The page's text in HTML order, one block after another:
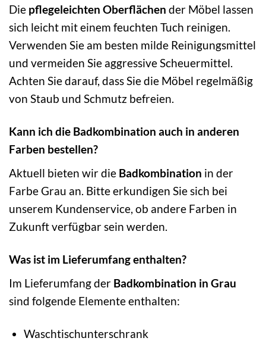
Die pflegeleichten Oberflächen der Möbel lassen
sich leicht mit einem feuchten Tuch reinigen.
Verwenden Sie am besten milde Reinigungsmittel
und vermeiden Sie aggressive Scheuermittel.
Achten Sie darauf, dass Sie die Möbel regelmäßig
von Staub und Schmutz befreien.
Kann ich die Badkombination auch in anderen
Farben bestellen?
Aktuell bieten wir die Badkombination in der
Farbe Grau an. Bitte erkundigen Sie sich bei
unserem Kundenservice, ob andere Farben in
Zukunft verfügbar sein werden.
Was ist im Lieferumfang enthalten?
Im Lieferumfang der Badkombination in Grau
sind folgende Elemente enthalten:
Waschtischunterschrank